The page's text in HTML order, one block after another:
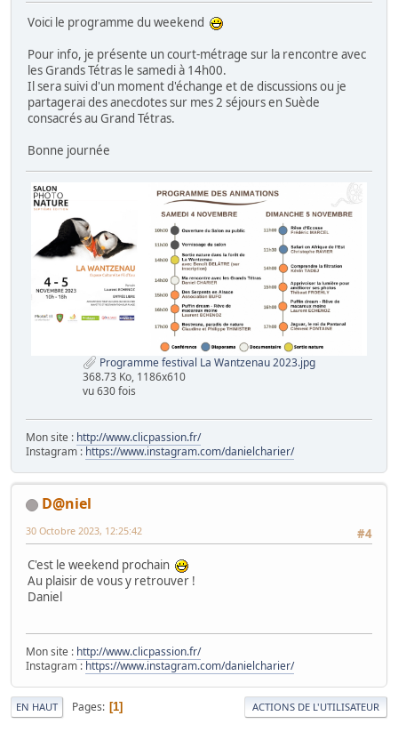
Voici le programme du weekend
Pour info, je présente un court-métrage sur la rencontre avec
les Grands Tétras le samedi à 14h00.
Il sera suivi d'un moment d'échange et de discussions ou je
partagerai des anecdotes sur mes 2 séjours en Suède
consacrés au Grand Tétras.
Bonne journée
Programme festival La Wantzenau 2023.jpg
368.73 Ko, 1186x610
vu 630 fois
Mon site : http://www.clicpassion.fr/
Instagram : https://www.instagram.com/danielcharier/
D@niel
#4
30 Octobre 2023, 12:25:42
C'est le weekend prochain
Au plaisir de vous y retrouver !
Daniel
Mon site : http://www.clicpassion.fr/
Instagram : https://www.instagram.com/danielcharier/
EN HAUT Pages 1 ACTIONS DE L'UTILISATEUR